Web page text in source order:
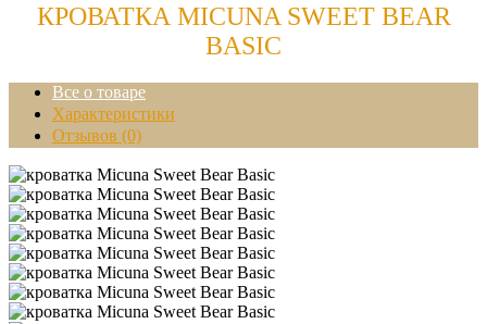
КРОВАТКА MICUNA SWEET BEAR
BASIC
Все о товаре
Характеристики
Отзывов (0)